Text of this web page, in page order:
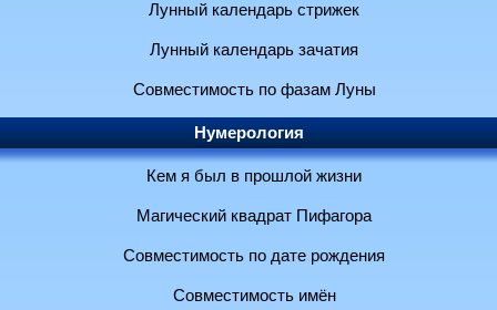
Лунный календарь стрижек
Лунный календарь зачатия
Совместимость по фазам Луны
Нумерология
Кем я был в прошлой жизни
Магический квадрат Пифагора
Совместимость по дате рождения
Совместимость имён